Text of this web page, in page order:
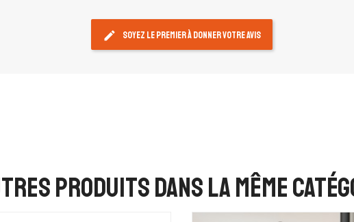
edit Soyez le premier à donner votre avis
produits dans la même